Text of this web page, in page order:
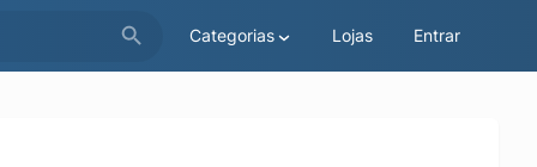
Categorias Lojas Entrar